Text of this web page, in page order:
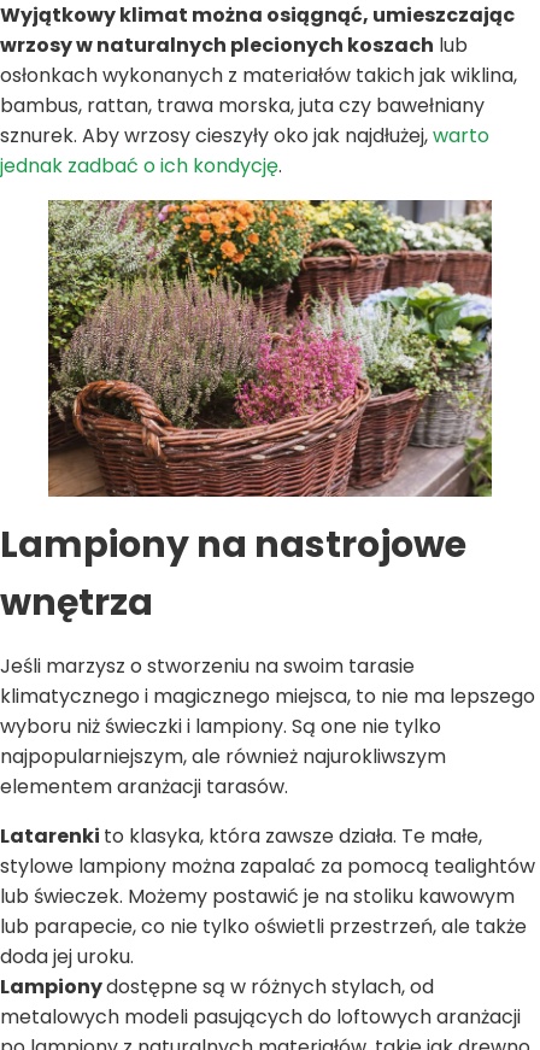
Wyjątkowy klimat można osiągnąć, umieszczając
wrzosy w naturalnych plecionych koszach lub
osłonkach wykonanych z materiałów takich jak wiklina,
bambus, rattan, trawa morska, juta czy bawełniany
sznurek. Aby wrzosy cieszyły oko jak najdłużej,warto
jednak zadbać o ich kondycję.
Lampiony na nastrojowe
wnętrza
Jeśli marzysz o stworzeniu na swoim tarasie
klimatycznego i magicznego miejsca, to nie ma lepszego
wyboru niż świeczki i lampiony. Są one nie tylko
najpopularniejszym, ale również najurokliwszym
elementem aranżacji tarasów.
Latarenki to klasyka, która zawsze działa. Te małe,
stylowe lampiony można zapalać za pomocą tealightów
lub świeczek. Możemy postawić je na stoliku kawowym
lub parapecie, co nie tylko oświetli przestrzeń, ale także
doda jej uroku.
Lampionydostępne są w różnych stylach, od
metalowych modeli pasujących do loftowych aranżacji